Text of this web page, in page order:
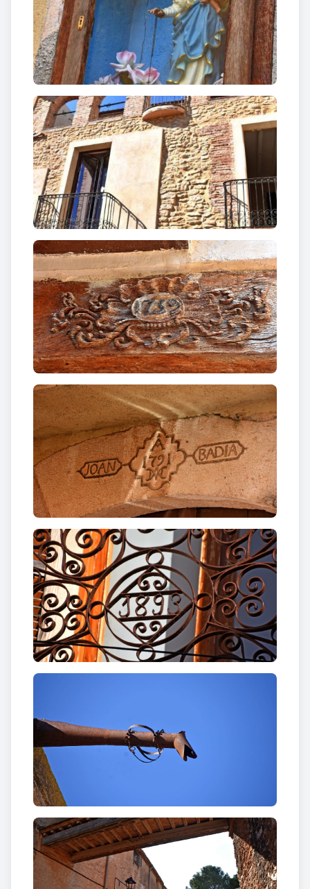
partida de diverses
rutes i excursions per la
comarca, ja que està ben connectada amb diferents
camins, com el GR-172 de Reus a Montserrat, i el
Camí de l’Aigua (PR-C 159) que va de Puigpelat a
Tarragona seguint el traçat de la Mina de
l’Arquebisbe, mina que té una llargada de 28
quilòmetres.
A l’entorn del Pi hi destaquen els rehabilitats
marges, les escales, i un pou d’uns 12 metres de
fondària –localitzat el desembre de 2019-,
testimonis de construccions en pedra seca de
l’entorn, que crea un conjunt monumental únic que
esdevé un espai d’interpretació a l’aire lliure
d’aquest tipus de construcció.
En aquest indret es celebren el 25 de març, gran
part dels actes de la Festa Major en honor a laMare
de Déu de la Llet o de l’Hospitalet, una de les
festes més sentides de Puigpelat. Després de la
celebració eucarística del migdia, que inclou el
besamans i el cant dels goigs, dins de l’església té
lloc la benedicció dels infants del poble. Tot seguit
començala Baixada de la Cinta al Pi, acte en que la
Majorala Major lliga una cinta beneïda, primer, a la
bandera del poble i una segona cinta al tronc del Pi
en senyal de protecció de la terra i els conreus. En
aquest seguici s’hi tocala Muixerangai s’hi
dansael Ball dels Vuit Vents, un dels balls més
antics de Catalunya.
Curiositats